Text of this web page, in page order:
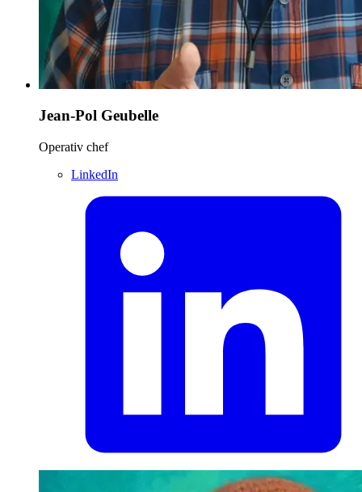
Jean-Pol Geubelle
Operativ chef
LinkedIn